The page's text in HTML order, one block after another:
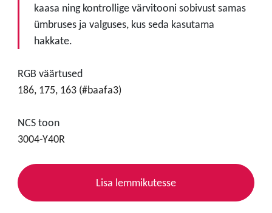
kaasa ning kontrollige värvitooni sobivust samas
ümbruses ja valguses, kus seda kasutama
hakkate.
RGB väärtused
186, 175, 163 (#baafa3)
NCS toon
3004-Y40R
Lisa lemmikutesse